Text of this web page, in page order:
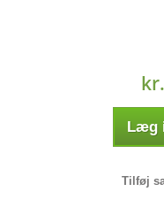
Læg
Tilføj